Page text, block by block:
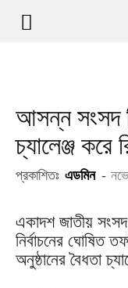
আসন্ন সংসদ
চ্যালেঞ্জ করে
প্রকাশিতঃ এডমিন -
একাদশ জাতীয়
নির্বাচনের ঘোষিত
অনুষ্ঠানের বৈধতা